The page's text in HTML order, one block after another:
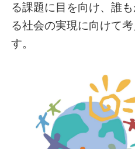
る課題に目を向け、誰
る社会の実現に向けて
す。